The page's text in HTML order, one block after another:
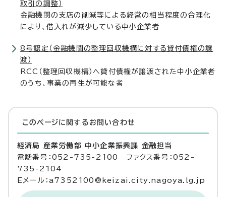
取引の調整）
金融機関の支店の削減等による経営の相当程度の合理化
により、借入れが減少している中小企業者
8号認定（金融機関の整理回収機構に対する貸付債権の譲
渡）
RCC（整理回収機構）へ貸付債権が譲渡された中小企業者
のうち、事業の再生が可能な者
このページに関する お問い合わせ
経済局 産業労働部 中小企業振興課 金融担当
電話番号：052-735-2100 ファクス番号：052-
735-2104
Eメール：a7352100@keizai.city.nagoya.lg.jp